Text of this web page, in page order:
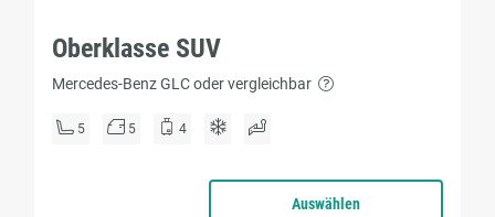
Oberklasse SUV
Mercedes-Benz GLC oder vergleichbar
5 5 4
Auswählen